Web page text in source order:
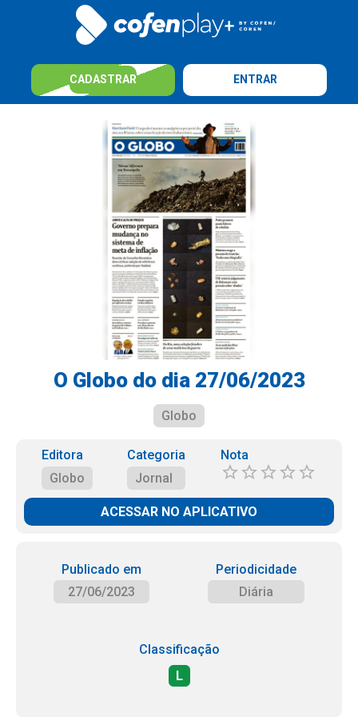
CADASTRAR ENTRAR
O Globo do dia 27/06/2023
Globo
Editora
Globo
Categoria
Jornal
Nota
ACESSAR NO APLICATIVO
Publicado em
27/06/2023
Periodicidade
Diária
Classificação
L